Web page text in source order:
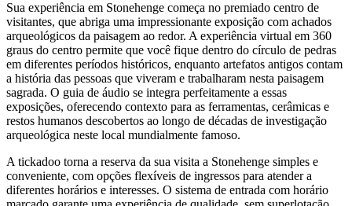
Sua experiência em Stonehenge começa no premiado centro de
visitantes, que abriga uma impressionante exposição com achados
arqueológicos da paisagem ao redor. A experiência virtual em 360
graus do centro permite que você fique dentro do círculo de pedras
em diferentes períodos históricos, enquanto artefatos antigos contam
a história das pessoas que viveram e trabalharam nesta paisagem
sagrada. O guia de áudio se integra perfeitamente a essas
exposições, oferecendo contexto para as ferramentas, cerâmicas e
restos humanos descobertos ao longo de décadas de investigação
arqueológica neste local mundialmente famoso.
A tickadoo torna a reserva da sua visita a Stonehenge simples e
conveniente, com opções flexíveis de ingressos para atender a
diferentes horários e interesses. O sistema de entrada com horário